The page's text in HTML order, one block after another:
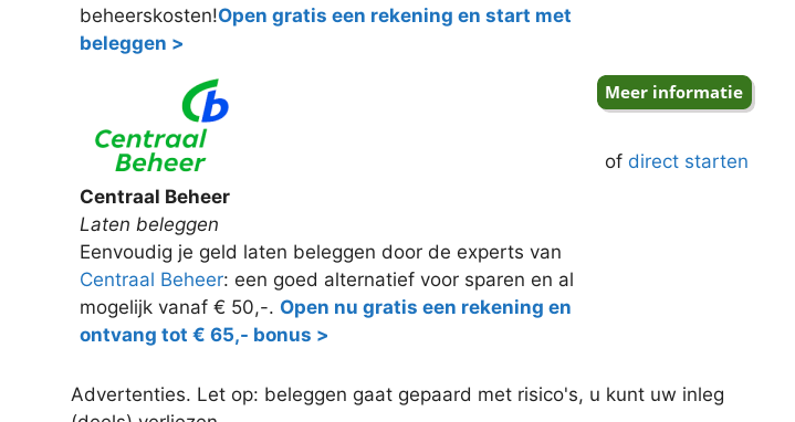
beheerskosten!Open gratis een rekening en start met
beleggen >
Centraal Beheer
Laten beleggen
Eenvoudig je geld laten beleggen door de experts van
Centraal Beheer: een goed alternatief voor sparen en al
mogelijk vanaf € 50,-. Open nu gratis een rekening en
ontvang tot € 65,- bonus >
of direct starten
Advertenties. Let op: beleggen gaat gepaard met risico's, u kunt uw inleg